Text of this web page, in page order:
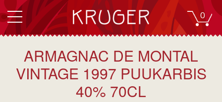
0
ARMAGNAC DE MONTAL
VINTAGE 1997 PUUKARBIS
40% 70CL